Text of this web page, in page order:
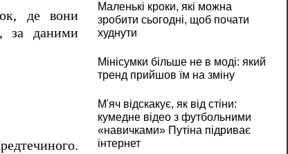
де вони
за даними
Маленькі кроки, які можна
зробити сьогодні, щоб почати
худнути
Мінісумки більше не в моді: який
тренд прийшов їм на зміну
М'яч відскакує, як від стіни:
кумедне відео з футбольними
«навичками» Путіна підриває
інтернет